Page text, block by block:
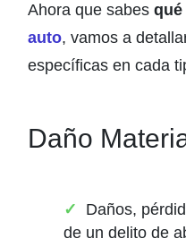
Ahora que sabes qué
auto, vamos a
específicas en cada
Daño
Daños,
de un delito de